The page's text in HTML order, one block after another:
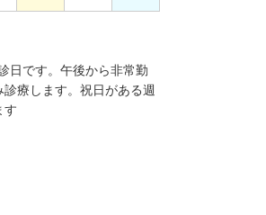
日です。午後から非常勤
療します。祝日がある週
す